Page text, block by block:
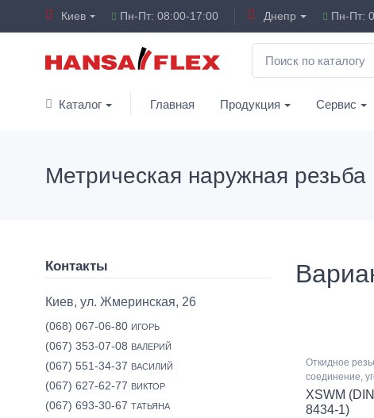
Киев Пн-Пт: 08:00-17:00 Днепр Пн-Пт:
Каталог Главная Продукция Сервис
Метрическая наружная резьба
Откидное
соединение,
XSWM
8434-1)
Контакты
Киев, ул. Жмеринская, 26
(068) 067-06-80 ИГОРЬ
(067) 353-07-08 ВАЛЕРИЙ
(067) 551-34-37 ВАСИЛИЙ
(067) 627-62-77 ВИКТОР
(067) 693-30-67 ТАТЬЯНА